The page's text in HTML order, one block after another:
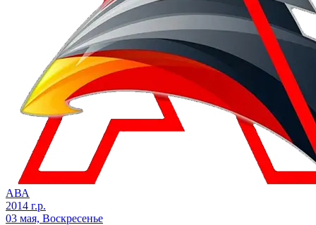
АВА
2014 г.р.
03 мая, Воскресенье